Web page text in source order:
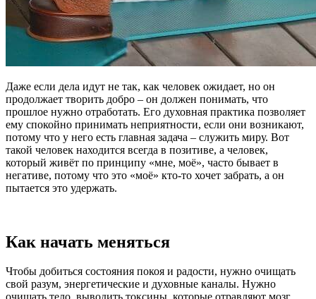
Даже если дела идут не так, как человек ожидает, но он
продолжает творить добро – он должен понимать, что
прошлое нужно отработать. Его духовная практика позволяет
ему спокойно принимать неприятности, если они возникают,
потому что у него есть главная задача – служить миру. Вот
такой человек находится всегда в позитиве, а человек,
который живёт по принципу «мне, моё», часто бывает в
негативе, потому что это «моё» кто-то хочет забрать, а он
пытается это удержать.
Как начать меняться
Чтобы добиться состояния покоя и радости, нужно очищать
свой разум, энергетические и духовные каналы. Нужно